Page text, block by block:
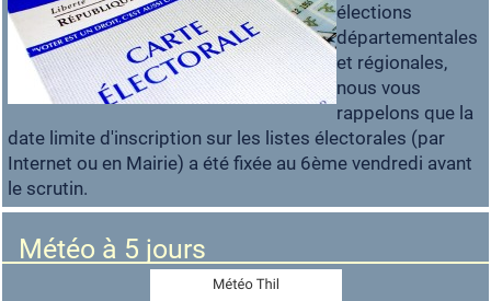
élections
départementales
et régionales,
nous vous
rappelons que la
date limite d'inscription sur les listes électorales (par
Internet ou en Mairie) a été fixée au 6ème vendredi avant
le scrutin.
Météo à 5 jours